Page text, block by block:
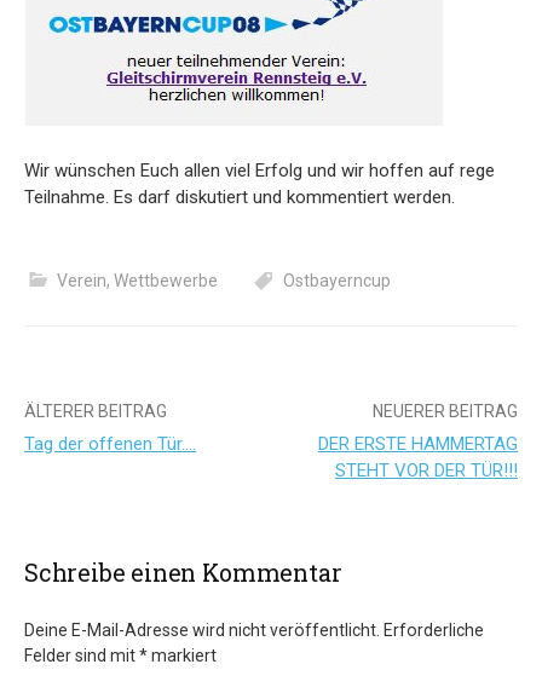
Wir wünschen Euch allen viel Erfolg und wir hoffen auf rege
Teilnahme. Es darf diskutiert und kommentiert werden.
Verein, Wettbewerbe Ostbayerncup
Beitrags-
Navigation
ÄLTERER BEITRAG
Tag der offenen Tür….
NEUERER BEITRAG
DER ERSTE HAMMERTAG
STEHT VOR DER TÜR!!!
Schreibe einen Kommentar
Deine E-Mail-Adresse wird nicht veröffentlicht. Erforderliche
Felder sind mit*markiert